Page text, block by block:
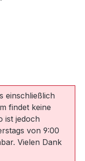
einschließlich
findet keine
ist jedoch
von 9:00
Vielen Dank